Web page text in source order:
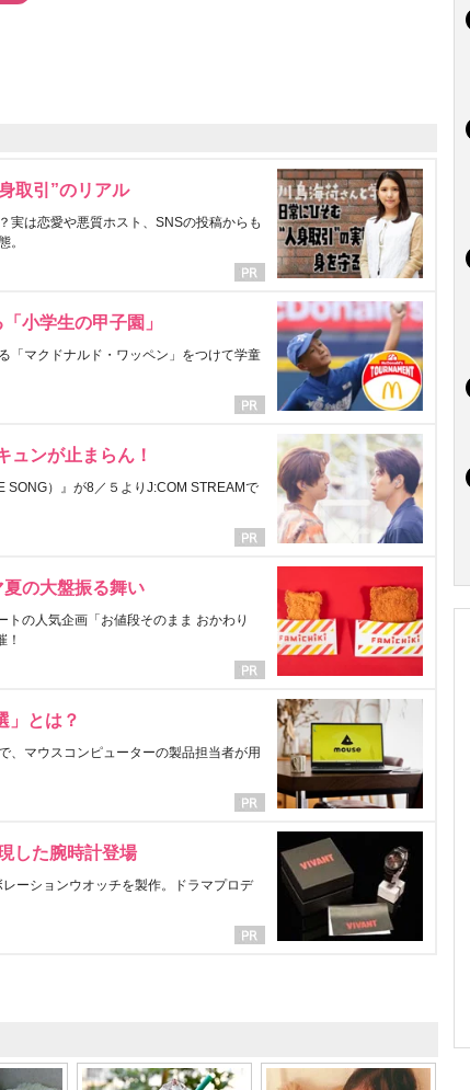
取引”のリアル
実は恋愛や悪質ホスト、SNSの投稿からも
。
小学生の甲子園」
「マクドナルド・ワッペン」をつけて学童
ュンが止まらん！
SONG）』が8／５よりJ:COM STREAMで
の大盤振る舞い
の人気企画「お値段そのまま おかわり
！
」とは？
、マウスコンピューターの製品担当者が用
した腕時計登場
ーションウオッチを製作。ドラマプロデ